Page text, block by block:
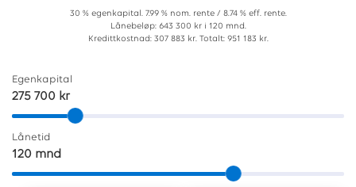
30 % egenkapital. 7.99 % nom. rente / 8.74 % eff. rente.
Lånebeløp: 643 300 kr i 120 mnd.
Kredittkostnad: 307 883 kr. Totalt: 951 183 kr.
Egenkapital
275 700 kr
Lånetid
120 mnd